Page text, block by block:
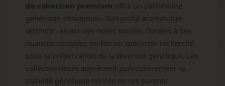
de collection premium offre un patrimoine
génétique d'exception. Son profil aromatique
distinctif, alliant des notes sucrées florales à des
nuances citriques, en fait un spécimen recherché
pour la préservation de la diversité génétique. Les
collectionneurs apprécient particulièrement sa
stabilité génétique héritée de ses parents